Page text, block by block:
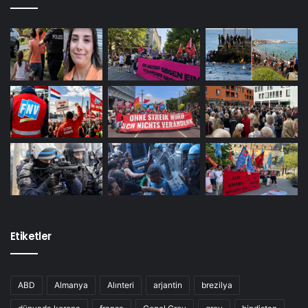
artması ve asgariden başlayarak genel ücret
ayarlamasının yapılmamasıyla satın alma gücü ciddi
oranda düşecek. Rekor rakamlara ulaşan (litre başına
2.50 avro) ve durma belirtisi göstermeyen benzin
fiyatı, işçilerin hareketini ve gıda gibi nihai ürünlerin
maliyetini de etkileyecek.”
“Hükümet bizi çatışmanın içine çekiyor”
“Bütün bunlar olurken, NATO ve Amerikan
çıkarlarının hizmetkarı olan hükümetimiz, ekonomik
çatışmanın daha da içine çekmeye çalışıyor. Bu
“Savaş ve iş yaşamı yakından bağlantılıdır. Bunları
Etiketler
ABD Almanya Alınteri arjantin brezilya